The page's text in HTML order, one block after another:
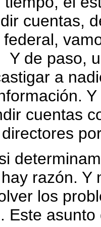
cuentas,
Y de paso,
a
cuentas
razón. Y
los
Este